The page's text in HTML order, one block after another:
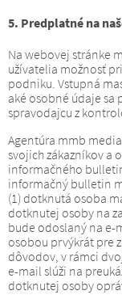
5. Predplatné na
Na webovej stránke
užívatelia možnosť
podniku. Vstupná
aké osobné údaje sa
spravodajcu z
Agentúra mmb
svojich zákazníkov a
informačného
informačný bulletin
(1) dotknutá osoba
dotknutej osoby na
bude odoslaný na e-
osobou prvýkrát pre
dôvodov, v rámci
e-mail slúži na
dotknutej osoby